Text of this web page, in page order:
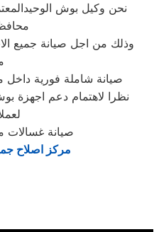
نحن وكيل بوش
وذلك من اجل صيانة جميع
صيانة شاملة فورية
نظرا لاهتمام دعم اجهزة
صيانة غسالات
مركز اصلاح